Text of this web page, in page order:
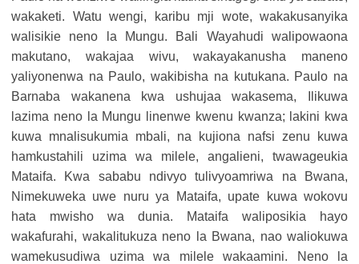
wakaketi. Watu wengi, karibu mji wote, wakakusanyika
walisikie neno la Mungu. Bali Wayahudi walipowaona
makutano, wakajaa wivu, wakayakanusha maneno
yaliyonenwa na Paulo, wakibisha na kutukana. Paulo na
Barnaba wakanena kwa ushujaa wakasema, Ilikuwa
lazima neno la Mungu linenwe kwenu kwanza; lakini kwa
kuwa mnalisukumia mbali, na kujiona nafsi zenu kuwa
hamkustahili uzima wa milele, angalieni, twawageukia
Mataifa. Kwa sababu ndivyo tulivyoamriwa na Bwana,
Nimekuweka uwe nuru ya Mataifa, upate kuwa wokovu
hata mwisho wa dunia. Mataifa waliposikia hayo
wakafurahi, wakalitukuza neno la Bwana, nao waliokuwa
wamekusudiwa uzima wa milele wakaamini. Neno la